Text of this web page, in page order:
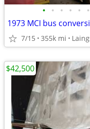
• • • • • •
1973 MCI bus
7/15 355k mi
$42,500